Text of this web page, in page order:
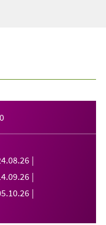
.08.26
.09.26
.10.26